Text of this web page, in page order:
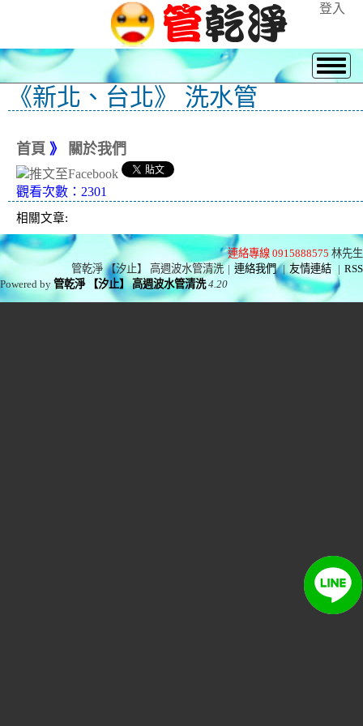
登入
《新北、台北》 洗水管
首頁 》 關於我們
觀看次數：2301
相關文章:
連絡專線 0915888575 林先生
管乾淨 【汐止】 高週波水管清洗 | 連絡我們 | 友情連結 | RSS
Powered by管乾淨 【汐止】 高週波水管清洗 4.20